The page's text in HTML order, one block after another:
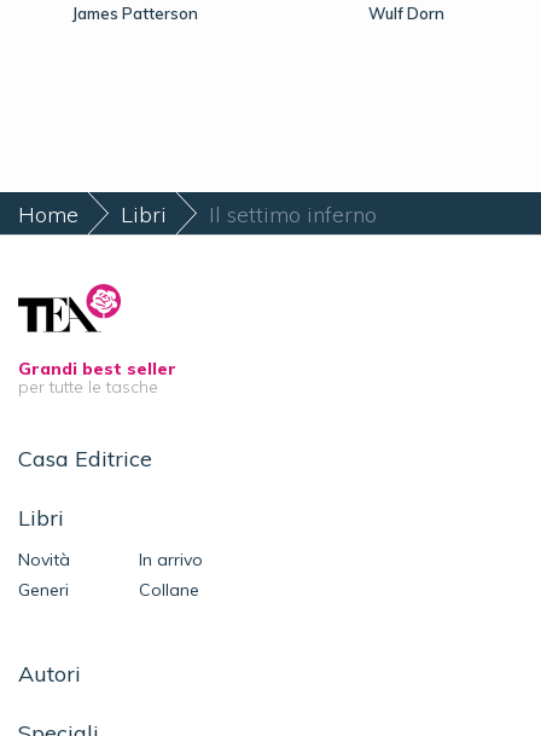
James Patterson Wulf Dorn
Home Libri Il settimo inferno
Grandi best seller
per tutte le tasche
Casa Editrice
Libri
Novità
In arrivo
Generi
Collane
Autori